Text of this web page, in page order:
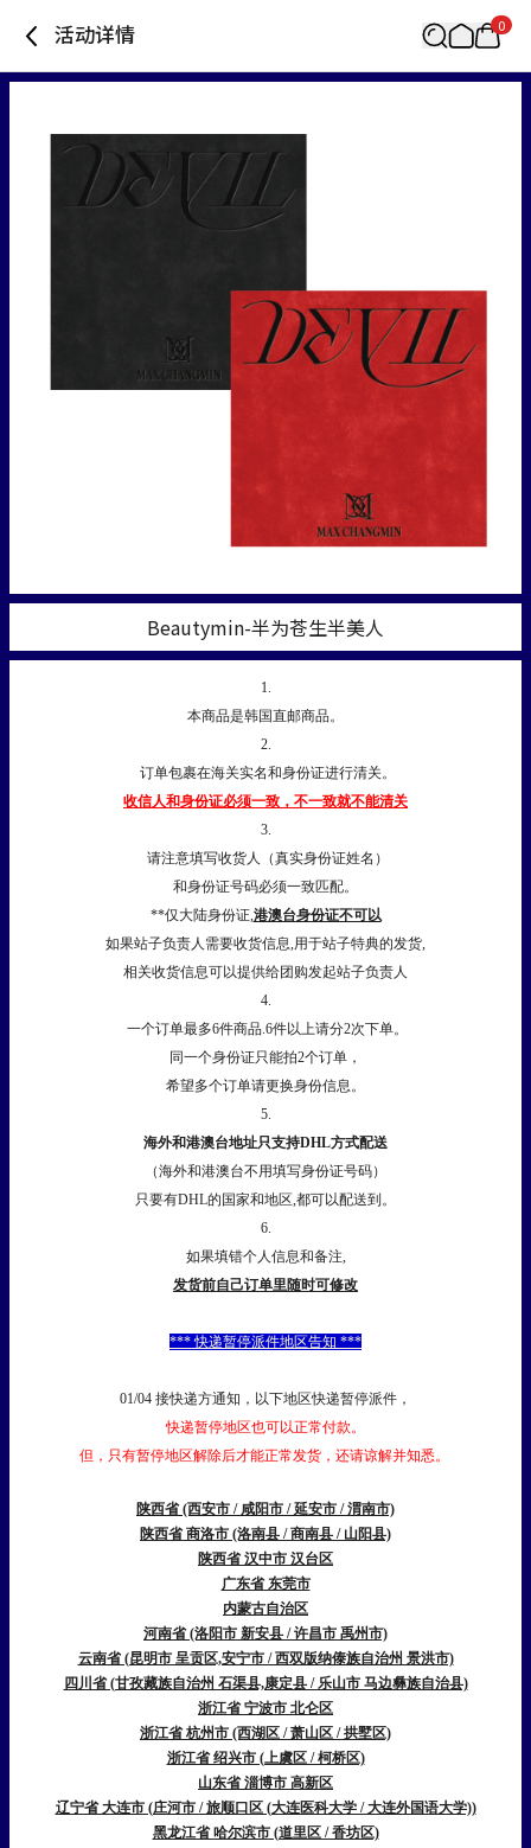
活动详情 0
Beautymin-半为苍生半美人
1.
本商品是韩国直邮商品。
2.
订单包裹在海关实名和身份证进行清关。
收信人和身份证必须一致，不一致就不能清关
3.
请注意填写收货人（真实身份证姓名）
和身份证号码必须一致匹配。
**仅大陆身份证,港澳台身份证不可以
如果站子负责人需要收货信息,用于站子特典的发货,
相关收货信息可以提供给团购发起站子负责人
4.
一个订单最多6件商品.6件以上请分2次下单。
同一个身份证只能拍2个订单，
希望多个订单请更换身份信息。
5.
海外和港澳台地址只支持DHL方式配送
（海外和港澳台不用填写身份证号码）
只要有DHL的国家和地区,都可以配送到。
6.
如果填错个人信息和备注,
发货前自己订单里随时可修改
*** 快递暂停派件地区告知 ***
01/04 接快递方通知，以下地区快递暂停派件，
快递暂停地区也可以正常付款。
但，只有暂停地区解除后才能正常发货，还请谅解并知悉。
陕西省 (西安市 / 咸阳市 / 延安市 / 渭南市)
陕西省 商洛市 (洛南县 / 商南县 / 山阳县)
陕西省 汉中市 汉台区
广东省 东莞市
内蒙古自治区
河南省 (洛阳市 新安县 / 许昌市 禹州市)
云南省 (昆明市 呈贡区,安宁市 / 西双版纳傣族自治州 景洪市)
四川省 (甘孜藏族自治州 石渠县,康定县 / 乐山市 马边彝族自治县)
浙江省 宁波市 北仑区
浙江省 杭州市 (西湖区 / 萧山区 / 拱墅区)
浙江省 绍兴市 (上虞区 / 柯桥区)
山东省 淄博市 高新区
辽宁省 大连市 (庄河市 / 旅顺口区 (大连医科大学 / 大连外国语大学))
黑龙江省 哈尔滨市 (道里区 / 香坊区)